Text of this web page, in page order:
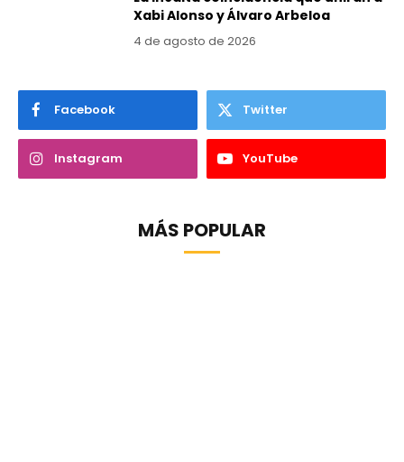
Xabi Alonso y Álvaro Arbeloa
4 de agosto de 2026
Facebook Twitter
Instagram YouTube
MÁS POPULAR